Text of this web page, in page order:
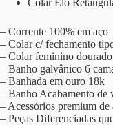
– Corrente 100% em aço
– Colar c/ fechamento
– Colar feminino
– Banho galvânico 6
– Banhada em ouro 18k
– Banho Acabamento de
– Acessórios premium de
– Peças Diferenciadas